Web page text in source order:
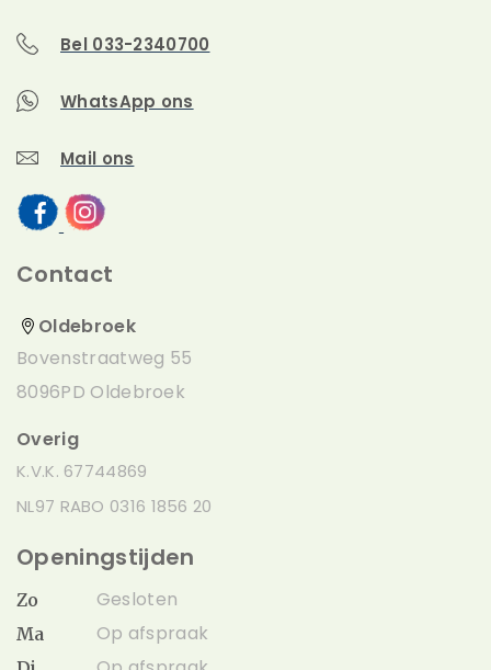
Bel 033-2340700
WhatsApp ons
Mail ons
Contact
Oldebroek
Bovenstraatweg 55
8096PD Oldebroek
Overig
K.V.K. 67744869
NL97 RABO 0316 1856 20
Openingstijden
Zo Gesloten
Ma Op afspraak